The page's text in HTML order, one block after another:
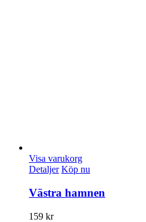
Visa varukorg
Detaljer Köp nu
Västra hamnen
159 kr